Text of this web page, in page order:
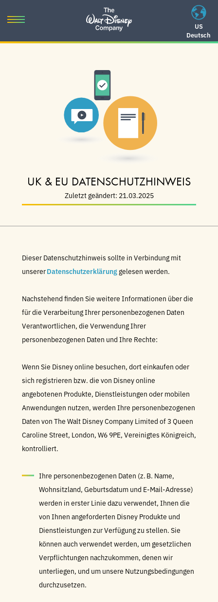
US
Deutsch
Toggle
UK & EU DATENSCHUTZHINWEIS
Zuletzt geändert: 21.03.2025
Dieser Datenschutzhinweis sollte in Verbindung mit
unsererDatenschutzerklärung gelesen werden.
Nachstehend finden Sie weitere Informationen über die
für die Verarbeitung Ihrer personenbezogenen Daten
Verantwortlichen, die Verwendung Ihrer
personenbezogenen Daten und Ihre Rechte:
Wenn Sie Disney online besuchen, dort einkaufen oder
sich registrieren bzw. die von Disney online
angebotenen Produkte, Dienstleistungen oder mobilen
Anwendungen nutzen, werden Ihre personenbezogenen
Daten von The Walt Disney Company Limited of 3 Queen
Caroline Street, London, W6 9PE, Vereinigtes Königreich,
kontrolliert.
Ihre personenbezogenen Daten (z. B. Name,
Wohnsitzland, Geburtsdatum und E-Mail-Adresse)
werden in erster Linie dazu verwendet, Ihnen die
von Ihnen angeforderten Disney Produkte und
Dienstleistungen zur Verfügung zu stellen. Sie
können auch verwendet werden, um gesetzlichen
Verpflichtungen nachzukommen, denen wir
unterliegen, und um unsere Nutzungsbedingungen
durchzusetzen.